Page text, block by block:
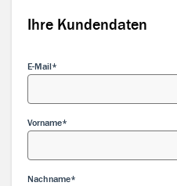
Ihre Kundendaten
E-Mail
Vorname
Nachname